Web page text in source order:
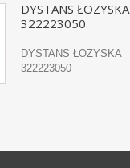
DYSTANS ŁOZYSKA
322223050
DYSTANS ŁOZYSKA
322223050